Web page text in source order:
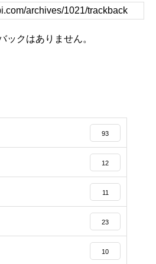
ックはありません。
93
12
11
23
10